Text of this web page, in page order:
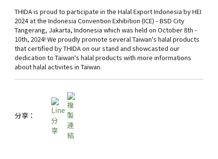
THIDA is proud to participate in the Halal Export Indonesia by HEI
2024 at the Indonesia Convention Exhibition (ICE) - BSD City
Tangerang, Jakarta, Indonesia which was held on October 8th -
10th, 2024! We proudly promote several Taiwan's halal products
that certified by THIDA on our stand and showcasted our
dedication to Taiwan's halal products with more informations
about halal activites in Taiwan.
分享：